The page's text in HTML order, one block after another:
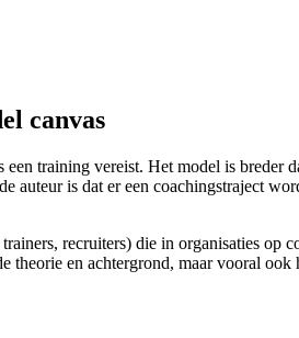
canvas
training vereist. Het model is breder
auteur is dat er een coachingstraject
recruiters) die in organisaties
theorie en achtergrond, maar vooral